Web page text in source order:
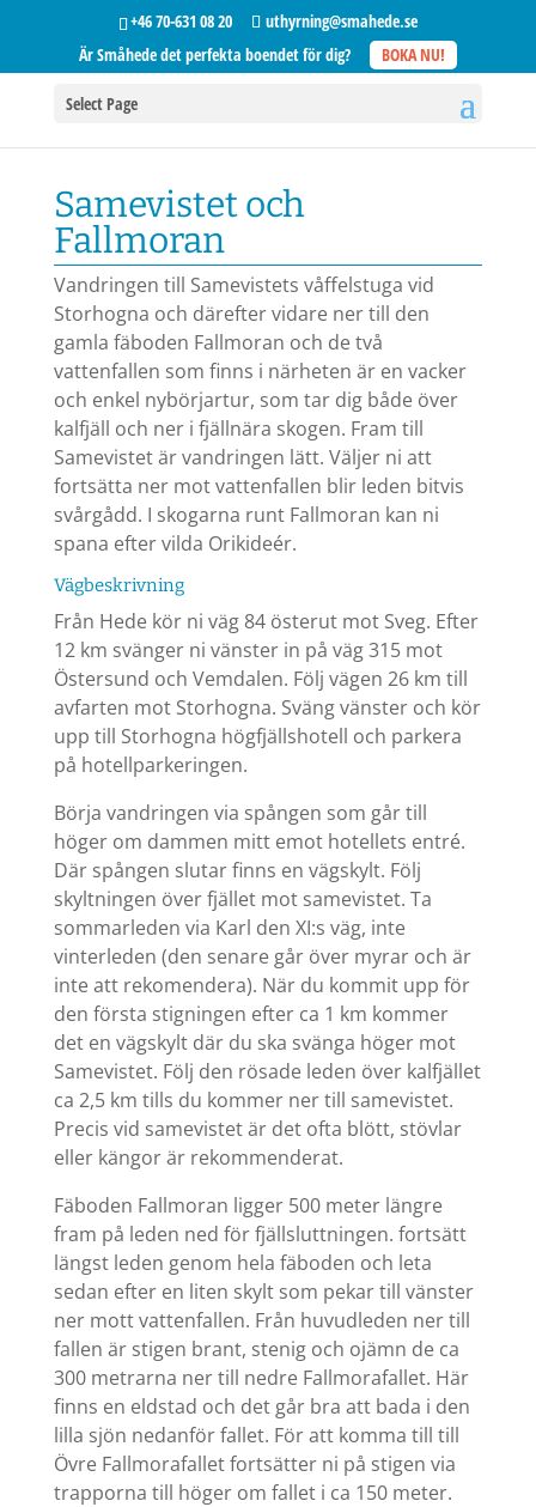
+46 70-631 08 20
uthyrning@smahede.se
Är Småhede det perfekta boendet för dig?
BOKA NU!
Select Page
Samevistet och
Fallmoran
Vandringen till Samevistets våffelstuga vid
Storhogna och därefter vidare ner till den
gamla fäboden Fallmoran och de två
vattenfallen som finns i närheten är en vacker
och enkel nybörjartur, som tar dig både över
kalfjäll och ner i fjällnära skogen. Fram till
Samevistet är vandringen lätt. Väljer ni att
fortsätta ner mot vattenfallen blir leden bitvis
svårgådd. I skogarna runt Fallmoran kan ni
spana efter vilda Orikideér.
Vägbeskrivning
Från Hede kör ni väg 84 österut mot Sveg. Efter
12 km svänger ni vänster in på väg 315 mot
Östersund och Vemdalen. Följ vägen 26 km till
avfarten mot Storhogna. Sväng vänster och kör
upp till Storhogna högfjällshotell och parkera
på hotellparkeringen.
Börja vandringen via spången som går till
höger om dammen mitt emot hotellets entré.
Där spången slutar finns en vägskylt. Följ
skyltningen över fjället mot samevistet. Ta
sommarleden via Karl den XI:s väg, inte
vinterleden (den senare går över myrar och är
inte att rekomendera). När du kommit upp för
den första stigningen efter ca 1 km kommer
det en vägskylt där du ska svänga höger mot
Samevistet. Följ den rösade leden över kalfjället
ca 2,5 km tills du kommer ner till samevistet.
Precis vid samevistet är det ofta blött, stövlar
eller kängor är rekommenderat.
Fäboden Fallmoran ligger 500 meter längre
fram på leden ned för fjällsluttningen. fortsätt
längst leden genom hela fäboden och leta
sedan efter en liten skylt som pekar till vänster
ner mott vattenfallen. Från huvudleden ner till
fallen är stigen brant, stenig och ojämn de ca
300 metrarna ner till nedre Fallmorafallet. Här
finns en eldstad och det går bra att bada i den
lilla sjön nedanför fallet. För att komma till till
Övre Fallmorafallet fortsätter ni på stigen via
trapporna till höger om fallet i ca 150 meter.